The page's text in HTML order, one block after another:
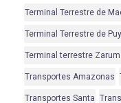
Terminal Terrestre de
Terminal Terrestre de
Terminal terrestre
Transportes Amazonas
Transportes Santa